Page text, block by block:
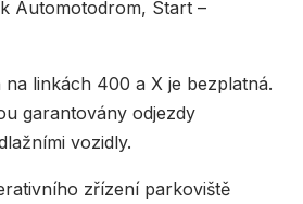
Automotodrom, Start –
linkách 400 a X je bezplatná.
garantovány odjezdy
vozidly.
zřízení parkoviště